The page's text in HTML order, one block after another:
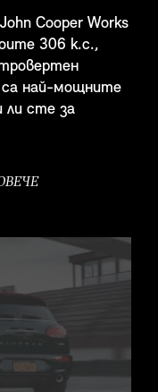
Cooper Works
306 к.с.,
са най-мощните
ли сте за